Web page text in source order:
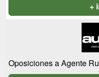
+
Oposiciones a Agente